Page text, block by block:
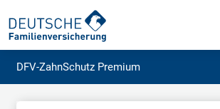
Mo - Fr 09:00 - 18:30 Uhr
DFV-ZahnSchutz Premium